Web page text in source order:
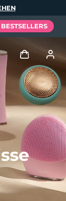
BESTSELLERS
Anmelden
Geräte
Adressen
中文